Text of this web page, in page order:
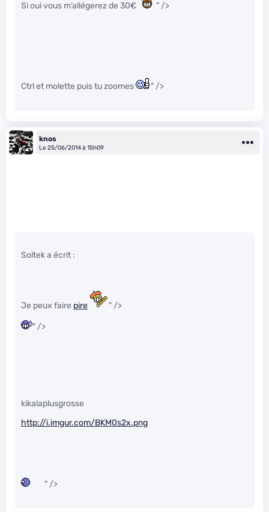
Si oui vous m’allégerez de 30€ " />
Ctrl et molette puis tu zoomes " />
knos
Le 25/06/2014 à 15h09
Soltek a écrit :
Je peux faire pire " />
" />
kikalaplusgrosse
http://i.imgur.com/BKM0s2x.png
" />